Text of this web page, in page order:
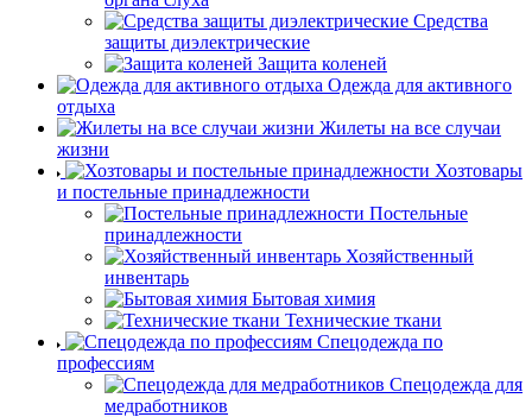
Средства
защиты диэлектрические
Защита коленей
Одежда для активного
отдыха
Жилеты на все случаи
жизни
Хозтовары
и постельные принадлежности
Постельные
принадлежности
Хозяйственный
инвентарь
Бытовая химия
Технические ткани
Спецодежда по
профессиям
Спецодежда для
медработников